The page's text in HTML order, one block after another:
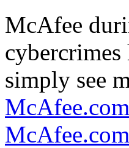
McAfee
cybercrimes
simply see